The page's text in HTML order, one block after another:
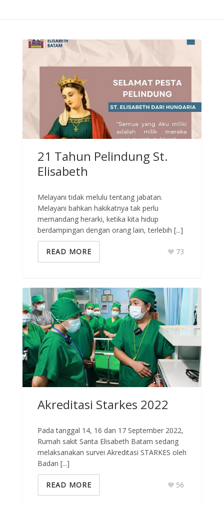
21 Tahun Pelindung St.
Elisabeth
Melayani tidak melulu tentang jabatan.
Melayani bahkan hakikatnya tak perlu
memandang herarki, ketika kita hidup
berdampingan dengan orang lain, terlebih [...]
READ MORE 73
Akreditasi Starkes 2022
Pada tanggal 14, 16 dan 17 September 2022,
Rumah sakit Santa Elisabeth Batam sedang
melaksanakan survei Akreditasi STARKES oleh
Badan [...]
READ MORE 56